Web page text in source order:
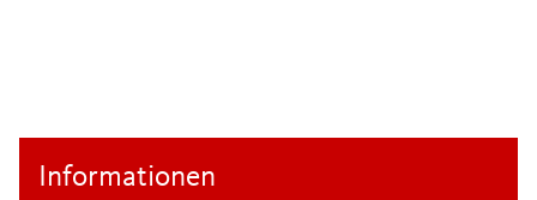
Informationen